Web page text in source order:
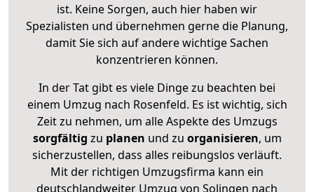
ist. Keine Sorgen, auch hier haben wir
Spezialisten und übernehmen gerne die Planung,
damit Sie sich auf andere wichtige Sachen
konzentrieren können.
In der Tat gibt es viele Dinge zu beachten bei
einem Umzug nach Rosenfeld. Es ist wichtig, sich
Zeit zu nehmen, um alle Aspekte des Umzugs
sorgfältig zu planen und zu organisieren, um
sicherzustellen, dass alles reibungslos verläuft.
Mit der richtigen Umzugsfirma kann ein
deutschlandweiter Umzug von Solingen nach